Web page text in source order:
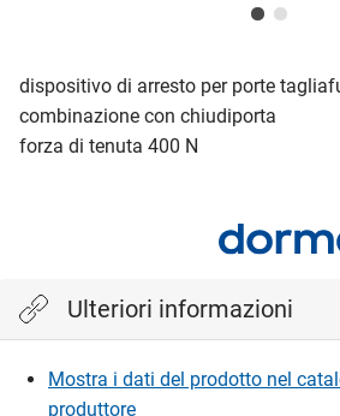
dispositivo di arresto per porte
combinazione con chiudiporta
forza di tenuta 400 N
Ulteriori informazioni
Mostra i dati del prodotto nel
produttore